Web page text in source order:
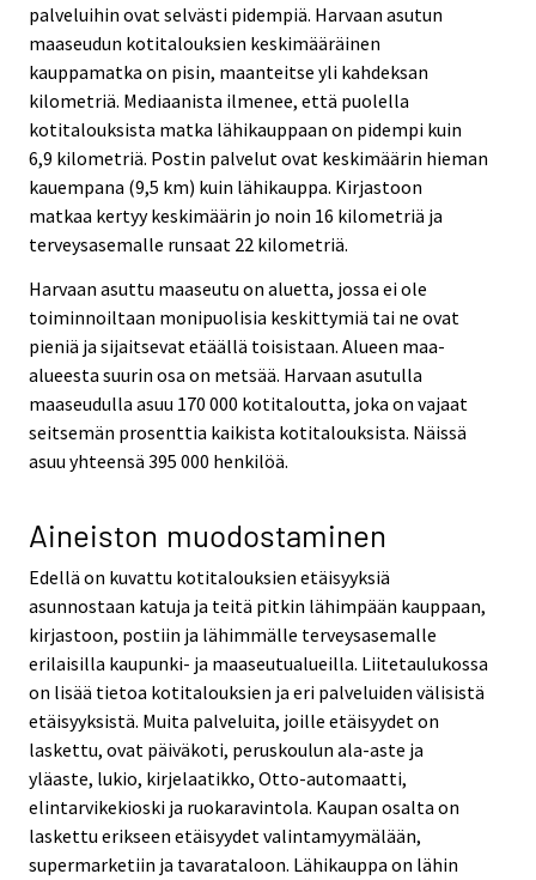
palveluihin ovat selvästi pidempiä. Harvaan asutun
maaseudun kotitalouksien keskimääräinen
kauppamatka on pisin, maanteitse yli kahdeksan
kilometriä. Mediaanista ilmenee, että puolella
kotitalouksista matka lähikauppaan on pidempi kuin
6,9 kilometriä. Postin palvelut ovat keskimäärin hieman
kauempana (9,5 km) kuin lähikauppa. Kirjastoon
matkaa kertyy keskimäärin jo noin 16 kilometriä ja
terveysasemalle runsaat 22 kilometriä.
Harvaan asuttu maaseutu on aluetta, jossa ei ole
toiminnoiltaan monipuolisia keskittymiä tai ne ovat
pieniä ja sijaitsevat etäällä toisistaan. Alueen maa-
alueesta suurin osa on metsää. Harvaan asutulla
maaseudulla asuu 170 000 kotitaloutta, joka on vajaat
seitsemän prosenttia kaikista kotitalouksista. Näissä
asuu yhteensä 395 000 henkilöä.
Aineiston muodostaminen
Edellä on kuvattu kotitalouksien etäisyyksiä
asunnostaan katuja ja teitä pitkin lähimpään kauppaan,
kirjastoon, postiin ja lähimmälle terveysasemalle
erilaisilla kaupunki- ja maaseutualueilla. Liitetaulukossa
on lisää tietoa kotitalouksien ja eri palveluiden välisistä
etäisyyksistä. Muita palveluita, joille etäisyydet on
laskettu, ovat päiväkoti, peruskoulun ala-aste ja
yläaste, lukio, kirjelaatikko, Otto-automaatti,
elintarvikekioski ja ruokaravintola. Kaupan osalta on
laskettu erikseen etäisyydet valintamyymälään,
supermarketiin ja tavarataloon. Lähikauppa on lähin